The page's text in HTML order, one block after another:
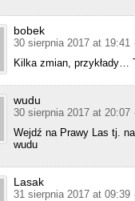
bobek
30 sierpnia 2017 at 19:41
Kilka zmian, przykłady…
wudu
30 sierpnia 2017 at 20:07
Wejdź na Prawy Las tj.
wudu
Lasak
31 sierpnia 2017 at 09:39